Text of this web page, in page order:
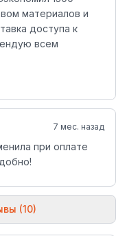
материалов и
доступа к
всем
7 мес. назад
при оплате
(10)